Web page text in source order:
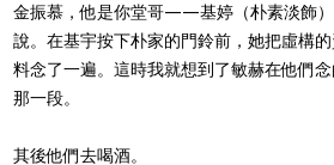
金振慕，他是你堂哥——基婷（朴素淡飾）
說。在基宇按下朴家的門鈴前，她把虛構的
料念了一遍。這時我就想到了敏赫在他們念
那一段。
其後他們去喝酒。